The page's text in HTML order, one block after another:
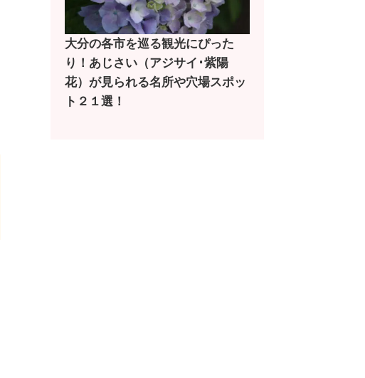
大分の各市を巡る観光にぴった
り！あじさい（アジサイ･紫陽
花）が見られる名所や穴場スポッ
ト２１選！